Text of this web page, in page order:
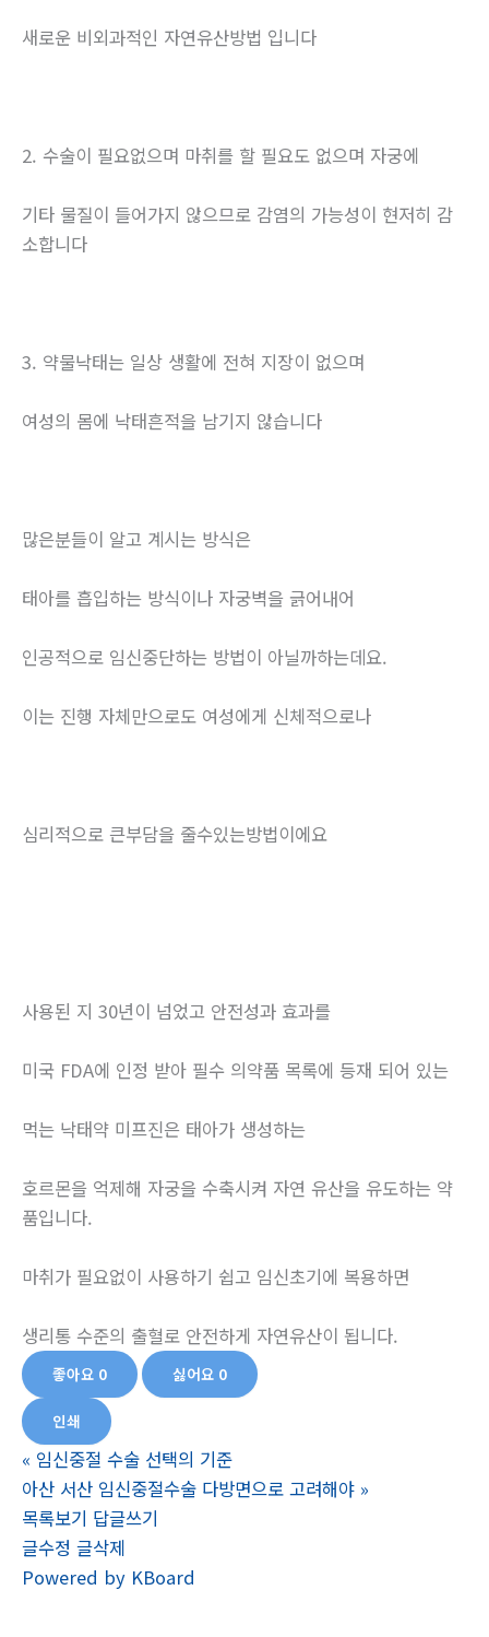
새로운 비외과적인 자연유산방법 입니다
2. 수술이 필요없으며 마취를 할 필요도 없으며 자궁에
기타 물질이 들어가지 않으므로 감염의 가능성이 현저히 감
소합니다
3. 약물낙태는 일상 생활에 전혀 지장이 없으며
여성의 몸에 낙태흔적을 남기지 않습니다
많은분들이 알고 계시는 방식은
태아를 흡입하는 방식이나 자궁벽을 긁어내어
인공적으로 임신중단하는 방법이 아닐까하는데요.
이는 진행 자체만으로도 여성에게 신체적으로나
심리적으로 큰부담을 줄수있는방법이에요
사용된 지 30년이 넘었고 안전성과 효과를
미국 FDA에 인정 받아 필수 의약품 목록에 등재 되어 있는
먹는 낙태약 미프진은 태아가 생성하는
호르몬을 억제해 자궁을 수축시켜 자연 유산을 유도하는 약
품입니다.
마취가 필요없이 사용하기 쉽고 임신초기에 복용하면
생리통 수준의 출혈로 안전하게 자연유산이 됩니다.
좋아요 0 싫어요 0
인쇄
« 임신중절 수술 선택의 기준
아산 서산 임신중절수술 다방면으로 고려해야 »
목록보기 답글쓰기
글수정 글삭제
Powered by KBoard